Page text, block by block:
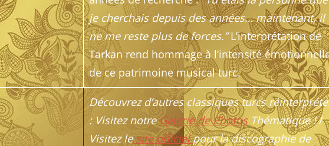
je cherchais depuis des années… maintenant, il
ne me reste plus de forces.”L’interprétation de
Tarkan rend hommage à l’intensité
de ce patrimoine musical turc.
Découvrez d’autres classiques turcs
: Visitez notreGalerie de PhotosThématique !/
Visitez lesite officielpour la discographie de